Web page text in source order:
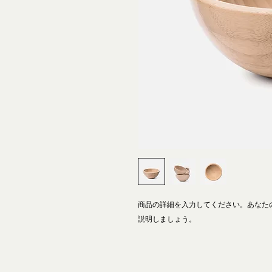
商品の詳細を入力してください。あな
説明しましょう。